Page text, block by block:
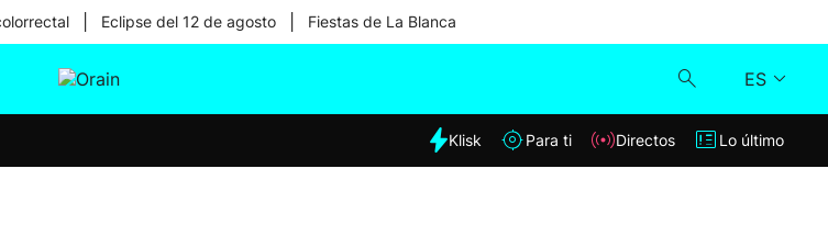
Eclipse del 12 de agosto Fiestas de La Blanca
ES
Klisk
Klisk Para ti Directos Lo último